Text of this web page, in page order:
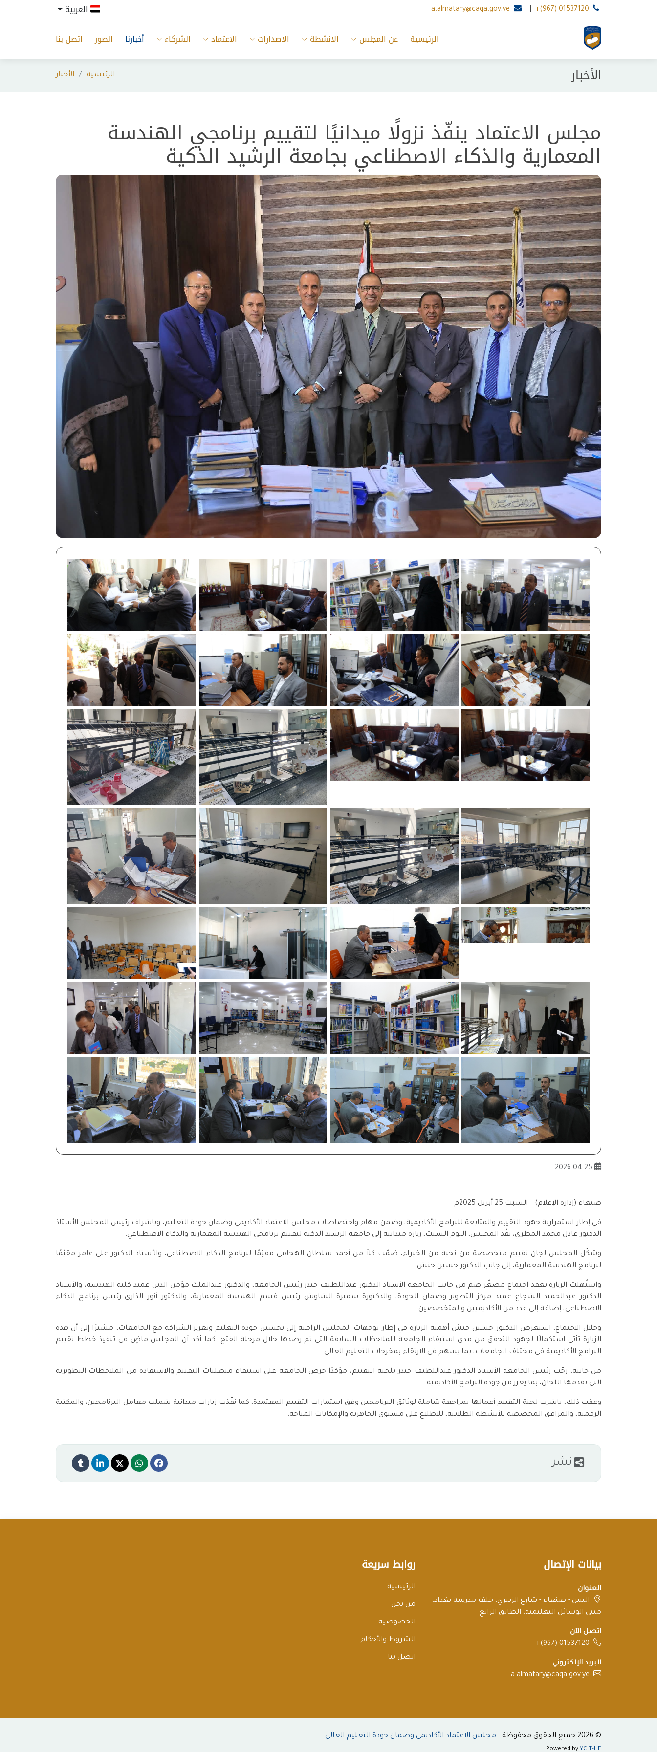
+(967) 01537120
a.almatary@caqa.gov.ye
الرئيسية
عن المجلس الانشطة الاصدارات الاعتماد الشركاء أخبارنا الصور اتصل بنا
الأخبار الرئيسية الأخبار
مجلس الاعتماد ينفّذ نزولًا ميدانيًا لتقييم برنامجي الهندسة
المعمارية والذكاء الاصطناعي بجامعة الرشيد الذكية
صنعاء (إدارة الإعلام) – السبت 25 أبريل 2025م
في إطار استمرارية جهود التقييم والمتابعة للبرامج الأكاديمية، وضمن مهام واختصاصات مجلس الاعتماد الأكاديمي وضمان جودة التعليم، وبإشراف رئيس المجلس الأستاذ
الدكتور عادل محمد المطري، نفّذ المجلس، اليوم السبت، زيارة ميدانية إلى جامعة الرشيد الذكية لتقييم برنامجي الهندسة المعمارية والذكاء الاصطناعي.
وشكّل المجلس لجان تقييم متخصصة من نخبة من الخبراء، ضمّت كلاً من أحمد سلطان الهجامي مقيّمًا لبرنامج الذكاء الاصطناعي، والأستاذ الدكتور علي عامر مقيّمًا
لبرنامج الهندسة المعمارية، إلى جانب الدكتور حسين حنش.
واستُهلت الزيارة بعقد اجتماع مصغّر ضم من جانب الجامعة الأستاذ الدكتور عبداللطيف حيدر رئيس الجامعة، والدكتور عبدالملك مؤمن الدين عميد كلية الهندسة، والأستاذ
الدكتور عبدالحميد الشجاع عميد مركز التطوير وضمان الجودة، والدكتورة سميرة الشاوش رئيس قسم الهندسة المعمارية، والدكتور أنور الذاري رئيس برنامج الذكاء
الاصطناعي، إضافة إلى عدد من الأكاديميين والمتخصصين.
وخلال الاجتماع، استعرض الدكتور حسين حنش أهمية الزيارة في إطار توجهات المجلس الرامية إلى تحسين جودة التعليم وتعزيز الشراكة مع الجامعات، مشيرًا إلى أن هذه
الزيارة تأتي استكمالًا لجهود التحقق من مدى استيفاء الجامعة للملاحظات السابقة التي تم رصدها خلال مرحلة الفتح. كما أكد أن المجلس ماضٍ في تنفيذ خطط تقييم
البرامج الأكاديمية في مختلف الجامعات، بما يسهم في الارتقاء بمخرجات التعليم العالي.
من جانبه، رحّب رئيس الجامعة الأستاذ الدكتور عبداللطيف حيدر بلجنة التقييم، مؤكدًا حرص الجامعة على استيفاء متطلبات التقييم والاستفادة من الملاحظات التطويرية
التي تقدمها اللجان، بما يعزز من جودة البرامج الأكاديمية.
وعقب ذلك، باشرت لجنة التقييم أعمالها بمراجعة شاملة لوثائق البرنامجين وفق استمارات التقييم المعتمدة، كما نفّذت زيارات ميدانية شملت معامل البرنامجين، والمكتبة
الرقمية، والمرافق المخصصة للأنشطة الطلابية، للاطلاع على مستوى الجاهزية والإمكانات المتاحة.
نشر
بيانات الإتصال
العنوان
اليمن - صنعاء - شارع الزبيري، خلف مدرسة بغداد،
مبنى الوسائل التعليمية، الطابق الرابع
اتصل الآن
+(967) 01537120
البريد الإلكتروني
a.almatary@caqa.gov.ye
روابط سريعة
الرئيسية
من نحن
الخصوصية
الشروط والأحكام
اتصل بنا
© 2026 جميع الحقوق محفوظة . مجلس الاعتماد الأكاديمي وضمان جودة التعليم العالي
Powered by YCIT-HE